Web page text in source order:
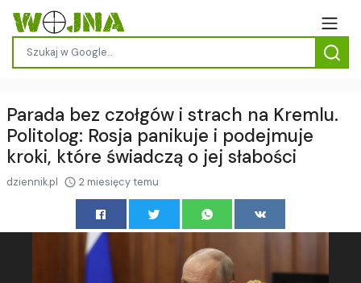
Parada bez czołgów i strach na Kremlu.
Politolog: Rosja panikuje i podejmuje
kroki, które świadczą o jej słabości
dziennik.pl 2 miesięcy temu